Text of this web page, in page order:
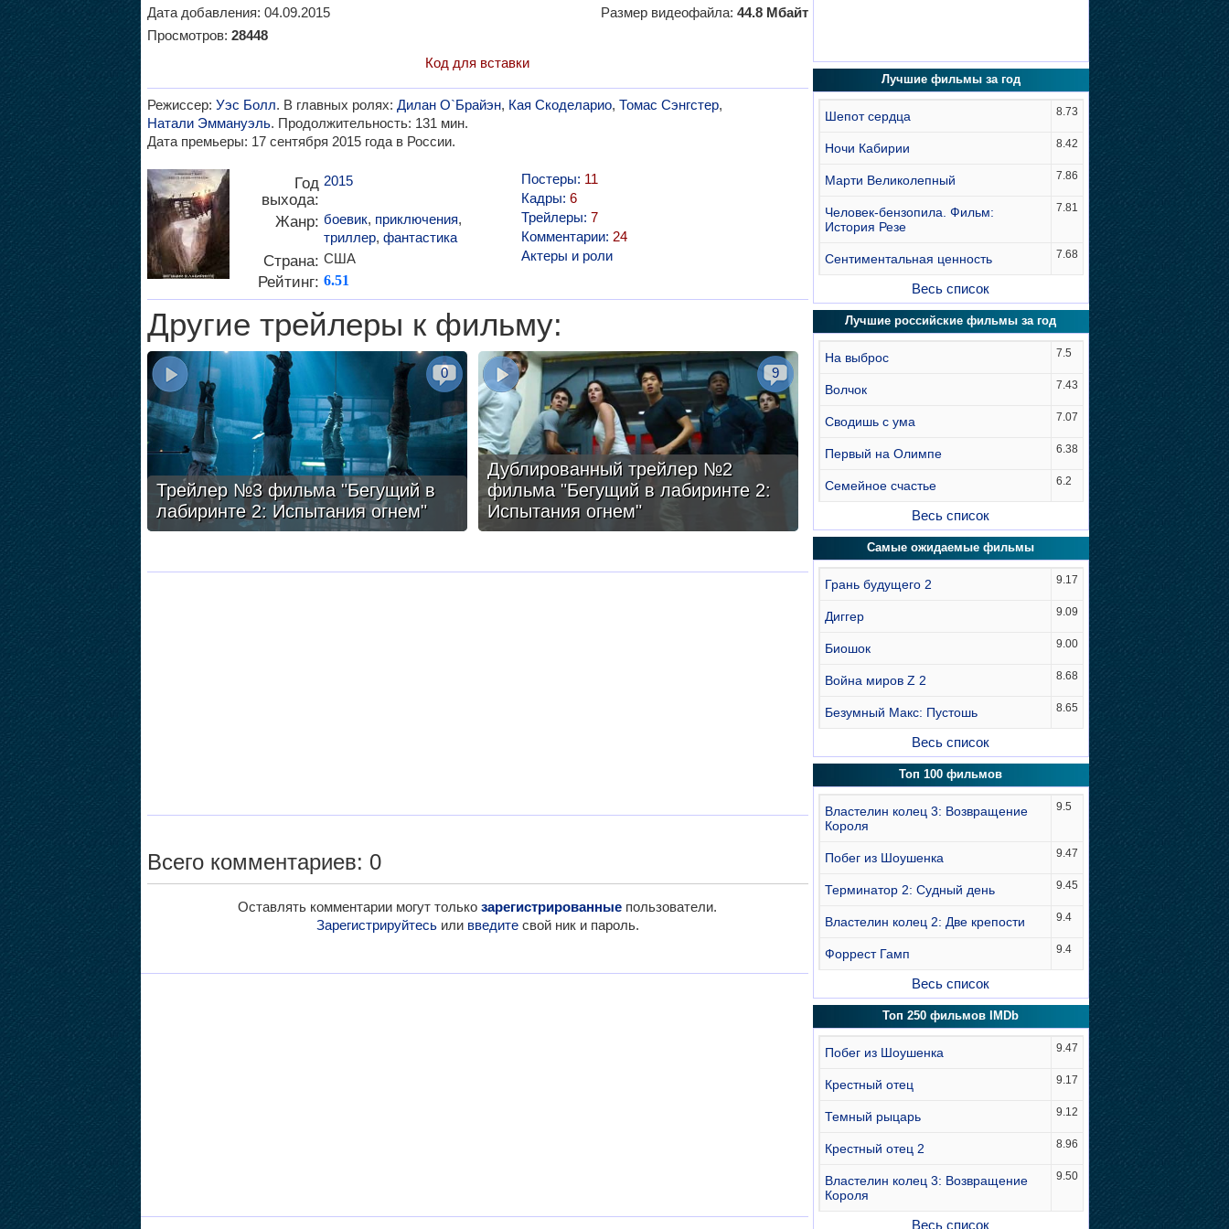
Дата добавления: 04.09.2015 Размер видеофайла: 44.8 Мбайт
Просмотров: 28448
Код для вставки
Режиссер: Уэс Болл. В главных ролях: Дилан О`Брайэн, Кая Скоделарио, Томас Сэнгстер,
Натали Эммануэль. Продолжительность: 131 мин.
Дата премьеры: 17 сентября 2015 года в России.
Год
выхода:
2015
Жанр: боевик, приключения,
триллер, фантастика
Страна: США
Рейтинг: 6.51
Постеры: 11
Кадры: 6
Трейлеры: 7
Комментарии: 24
Актеры и роли
Другие трейлеры к фильму:
Трейлер №3 фильма "Бегущий в
лабиринте 2: Испытания огнем"
0
Дублированный трейлер №2
фильма "Бегущий в лабиринте 2:
Испытания огнем"
9
Всего комментариев: 0
Оставлять комментарии могут только зарегистрированные пользователи.
Зарегистрируйтесьили введитесвой ник и пароль.
Лучшие фильмы за год
Шепот сердца 8.73
Ночи Кабирии 8.42
Марти Великолепный 7.86
Человек-бензопила. Фильм:
История Резе
7.81
Сентиментальная ценность 7.68
Весь список
Лучшие российские фильмы за год
На выброс 7.5
Волчок 7.43
Сводишь с ума 7.07
Первый на Олимпе 6.38
Семейное счастье 6.2
Весь список
Самые ожидаемые фильмы
Грань будущего 2 9.17
Диггер 9.09
Биошок 9.00
Война миров Z 2 8.68
Безумный Макс: Пустошь 8.65
Весь список
Топ 100 фильмов
Властелин колец 3: Возвращение
Короля
9.5
Побег из Шоушенка 9.47
Терминатор 2: Судный день 9.45
Властелин колец 2: Две крепости 9.4
Форрест Гамп 9.4
Весь список
Топ 250 фильмов IMDb
Побег из Шоушенка 9.47
Крестный отец 9.17
Темный рыцарь 9.12
Крестный отец 2 8.96
Властелин колец 3: Возвращение
Короля
9.50
Весь список